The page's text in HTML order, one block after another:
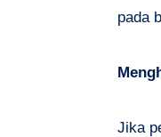
pada
Jika